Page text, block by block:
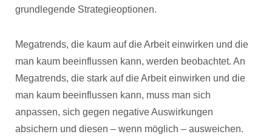
grundlegende Strategieoptionen.
Megatrends, die kaum auf die Arbeit einwirken und die
man kaum beeinflussen kann, werden beobachtet. An
Megatrends, die stark auf die Arbeit einwirken und die
man kaum beeinflussen kann, muss man sich
anpassen, sich gegen negative Auswirkungen
absichern und diesen – wenn möglich – ausweichen.